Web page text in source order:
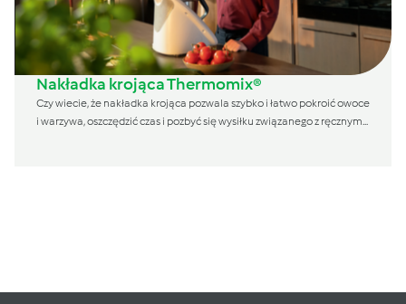
Nakładka krojąca Thermomix®
Czy wiecie, że nakładka krojąca pozwala szybko i łatwo pokroić owoce
i warzywa, oszczędzić czas i pozbyć się wysiłku związanego z ręcznym...